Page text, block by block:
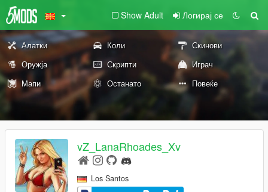
Show Adult Логирај се
Алатки Коли
Скинови
Оружја
Скрипти
Играч
Мапи
Останато Повеќе
vZ_LanaRhoades_Xv
Los Santos